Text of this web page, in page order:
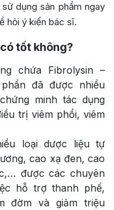
dụng sản phẩm ngay
hỏi ý kiến ​​bác sĩ.
tốt không?
chứa Fibrolysin –
đã được nhiều
minh tác dụng
trị viêm phổi, viêm
loại dược liệu tự
cao xạ đen, cao
được các chuyên
hỗ trợ thanh phế,
đờm và giảm triệu